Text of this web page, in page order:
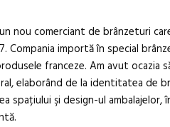
nou comerciant de brânzeturi
Compania importă în special
franceze. Am avut ocazia
elaborând de la identitatea de
spațiului şi design-ul ambalajelor,